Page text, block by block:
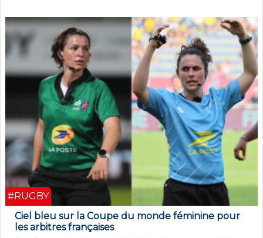
#RUGBY
Ciel bleu sur la Coupe du monde féminine pour
les arbitres françaises